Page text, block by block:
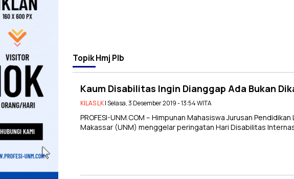
TopikHmj Plb
Kaum Disabilitas Ingin Dianggap Ada Bukan
KILAS LK| Selasa, 3 Desember 2019 - 13:54 WITA
PROFESI-UNM.COM – Himpunan Mahasiswa Jurusan
Makassar (UNM) menggelar peringatan Hari Disabilitas